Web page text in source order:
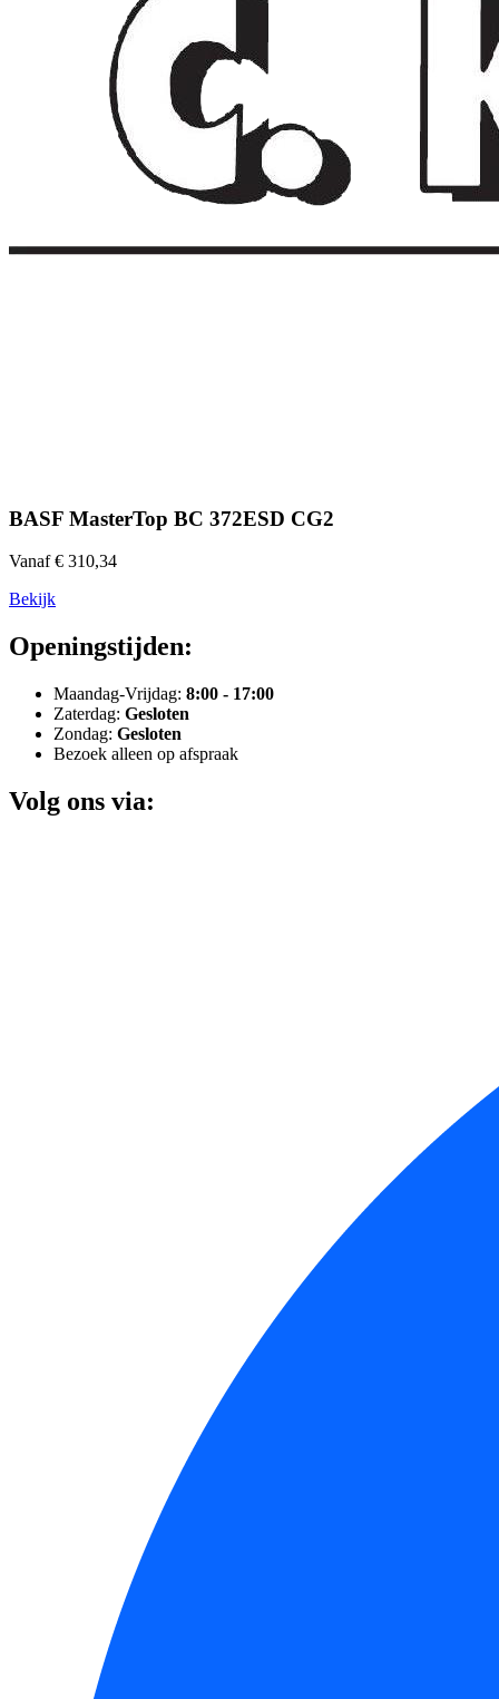
BASF MasterTop BC 372ESD CG2
Vanaf € 310,34
Bekijk
Openingstijden:
Maandag-Vrijdag: 8:00 - 17:00
Zaterdag: Gesloten
Zondag: Gesloten
Bezoek alleen op afspraak
Volg ons via: